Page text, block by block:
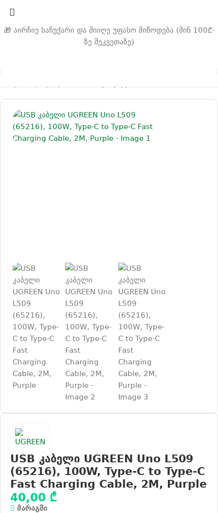
🎁 აირჩიე საჩუქარი და მიიღე უფასო მიწოდება (მინ 100₾-
ზე შეკვეთაზე)
USB კაბელი UGREEN Uno L509
(65216), 100W, Type-C to Type-C
Fast Charging Cable, 2M, Purple
40,00 ₾
მარაგში